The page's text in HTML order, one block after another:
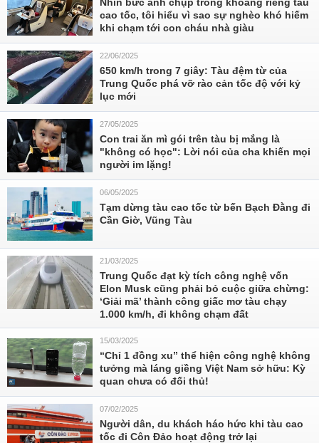
cao tốc, tôi hiểu vì sao sự nghèo khó hiếm
khi chạm tới con cháu nhà giàu
22/06/2025
650 km/h trong 7 giây: Tàu đệm từ của
Trung Quốc phá vỡ rào cản tốc độ với kỷ
lục mới
27/05/2025
Con trai ăn mì gói trên tàu bị mắng là
"không có học": Lời nói của cha khiến mọi
người im lặng!
06/05/2025
Tạm dừng tàu cao tốc từ bến Bạch Đằng đi
Cần Giờ, Vũng Tàu
21/03/2025
Trung Quốc đạt kỳ tích công nghệ vốn
Elon Musk cũng phải bỏ cuộc giữa chừng:
‘Giải mã’ thành công giấc mơ tàu chạy
1.000 km/h, đi không chạm đất
15/03/2025
“Chỉ 1 đồng xu” thể hiện công nghệ không
tưởng mà láng giềng Việt Nam sở hữu: Kỳ
quan chưa có đối thủ!
07/02/2025
Người dân, du khách háo hức khi tàu cao
tốc đi Côn Đảo hoạt động trở lại